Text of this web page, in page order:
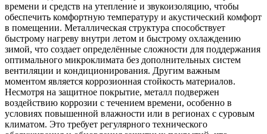
времени и средств на утепление и звукоизоляцию, чтобы
обеспечить комфортную температуру и акустический комфорт
в помещении. Металлическая структура способствует
быстрому нагреву внутри летом и быстрому охлаждению
зимой, что создает определённые сложности для поддержания
оптимального микроклимата без дополнительных систем
вентиляции и кондиционирования. Другим важным
моментом является коррозионная стойкость материалов.
Несмотря на защитное покрытие, металл подвержен
воздействию коррозии с течением времени, особенно в
условиях повышенной влажности или в регионах с суровым
климатом. Это требует регулярного технического